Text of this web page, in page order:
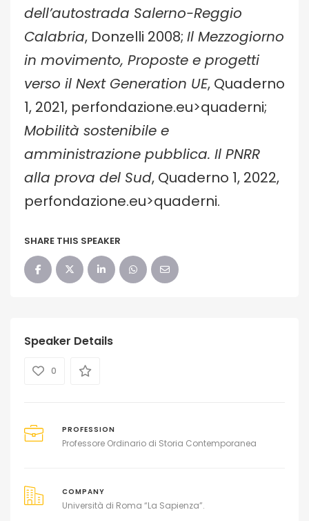
dell’autostrada Salerno-Reggio
Calabria, Donzelli 2008; Il Mezzogiorno
in movimento, Proposte e progetti
verso il Next Generation UE, Quaderno
1, 2021, perfondazione.eu>quaderni;
Mobilità sostenibile e
amministrazione pubblica. Il PNRR
alla prova del Sud, Quaderno 1, 2022,
perfondazione.eu>quaderni.
SHARE THIS SPEAKER
Speaker Details
0
PROFESSION
Professore Ordinario di Storia Contemporanea
COMPANY
Università di Roma “La Sapienza”.